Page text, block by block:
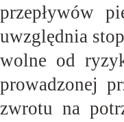
przepływów
uwzględnia
wolne od
prowadzonej
zwrotu na